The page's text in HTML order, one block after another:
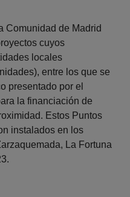
Comunidad de Madrid
cuyos
locales
entre los que se
presentado por el
la financiación de
Estos Puntos
instalados en los
La Fortuna